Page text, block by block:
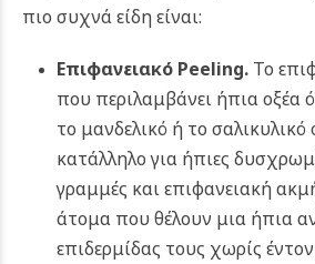
πιο συχνά είδη είναι:
Επιφανειακό Peeling. Το
που περιλαμβάνει ήπια οξέα
το μανδελικό ή το σαλικυλικό
κατάλληλο για ήπιες
γραμμές και επιφανειακή
άτομα που θέλουν μια ήπια
επιδερμίδας τους χωρίς